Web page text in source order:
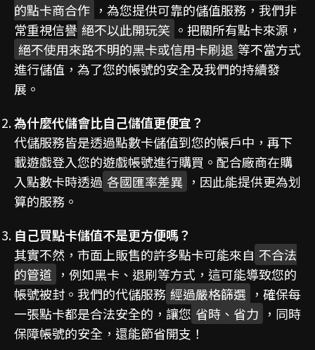
的點卡商合作 ，為您提供可靠的儲值服務，我們非
常重視信譽 絕不以此開玩笑 。把關所有點卡來源，
絕不使用來路不明的黑卡或信用卡刷退 等不當方式
進行儲值，為了您的帳號的安全及我們的持續發
展。
為什麼代儲會比自己儲值更便宜？
代儲服務皆是透過點數卡儲值到您的帳戶中，再下
載遊戲登入您的遊戲帳號進行購買。配合廠商在購
入點數卡時透過 各國匯率差異 ，因此能提供更為划
算的服務。
自己買點卡儲值不是更方便嗎？
其實不然，市面上販售的許多點卡可能來自 不合法
的管道 ，例如黑卡、退刷等方式，這可能導致您的
帳號被封。我們的代儲服務 經過嚴格篩選 ，確保每
一張點卡都是合法安全的，讓您 省時、省力 ，同時
保障帳號的安全，還能節省開支！